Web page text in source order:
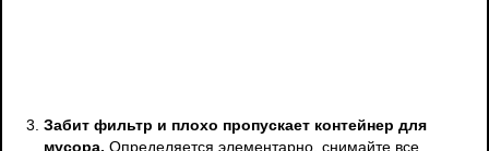
Забит фильтр и плохо пропускает контейнер для
мусора. Определяется элементарно, снимайте все